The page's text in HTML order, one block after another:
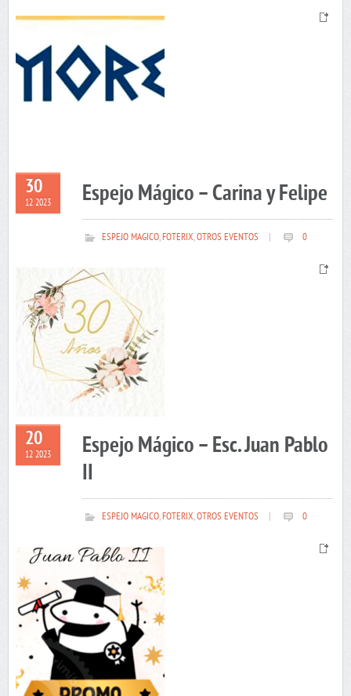
30
12 2023 Espejo Mágico – Carina y Felipe
ESPEJO MAGICO,FOTERIX,OTROS EVENTOS 0
20
12 2023
Espejo Mágico – Esc. Juan Pablo
II
ESPEJO MAGICO,FOTERIX,OTROS EVENTOS 0